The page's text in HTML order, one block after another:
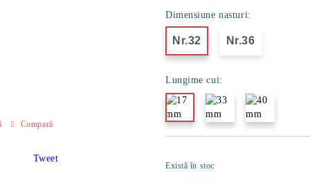
Dimensiune nasturi:
Nr.32 Nr.36
Lungime cui:
Există în stoc
Compară
Tweet